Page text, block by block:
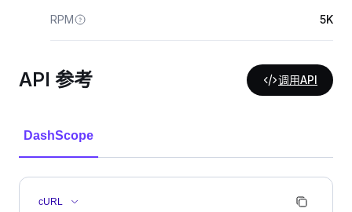
RPM 5K
API 参考 调用API
DashScope
cURL